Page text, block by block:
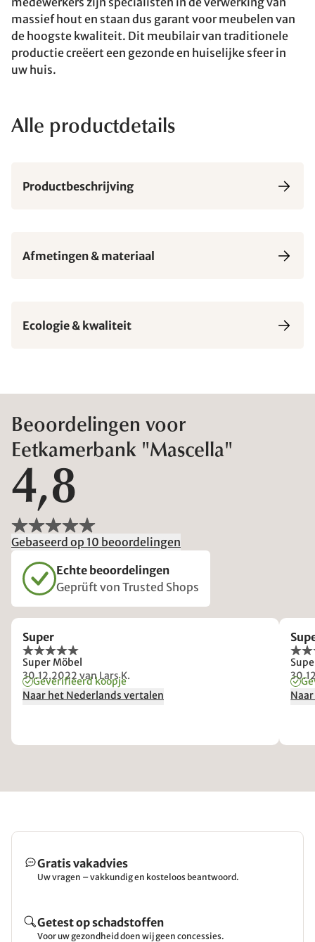
massief hout en staan dus garant voor meubelen van
de hoogste kwaliteit. Dit meubilair van traditionele
productie creëert een gezonde en huiselijke sfeer in
uw huis.
Alle productdetails
Productbeschrijving
Afmetingen & materiaal
Ecologie & kwaliteit
Beoordelingen voor
Eetkamerbank "Mascella"
4,8
Gebaseerd op 10 beoordelingen
Echte beoordelingen
Geprüft von Trusted Shops
Super
Super Möbel
30.12.2022 van Lars K.
Geverifieerd koopje
Naar het Nederlands vertalen
Gratis vakadvies
Uw vragen – vakkundig en kosteloos beantwoord.
Getest op schadstoffen
Voor uw gezondheid doen wij geen concessies.